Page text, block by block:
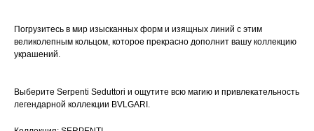
Погрузитесь в мир изысканных форм и изящных линий с этим
великолепным кольцом, которое прекрасно дополнит вашу коллекцию
украшений.
Выберите Serpenti Seduttori и ощутите всю магию и привлекательность
легендарной коллекции BVLGARI.